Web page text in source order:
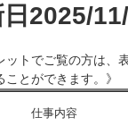
日2025/11/
ットでご覧の方は、
ことができます。》
仕事内容